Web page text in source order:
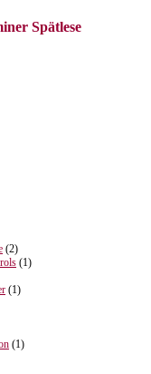
Spätlese
(2)
(1)
(1)
(1)